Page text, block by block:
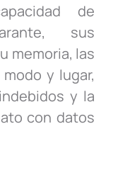
de
sus
memoria, las
y lugar,
y la
con datos